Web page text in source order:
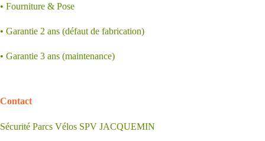
• Fourniture & Pose
• Garantie 2 ans (défaut de fabrication)
• Garantie 3 ans (maintenance)
Contact
Sécurité Parcs Vélos SPV JACQUEMIN